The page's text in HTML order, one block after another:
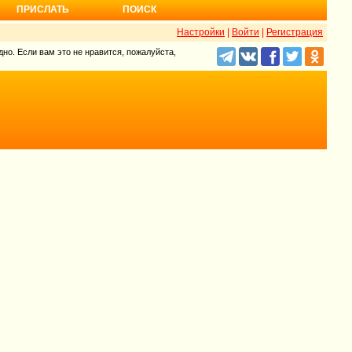
ПРИСЛАТЬ ПОИСК
Настройки Войти Регистрация
Если вам это не нравится, пожалуйста,